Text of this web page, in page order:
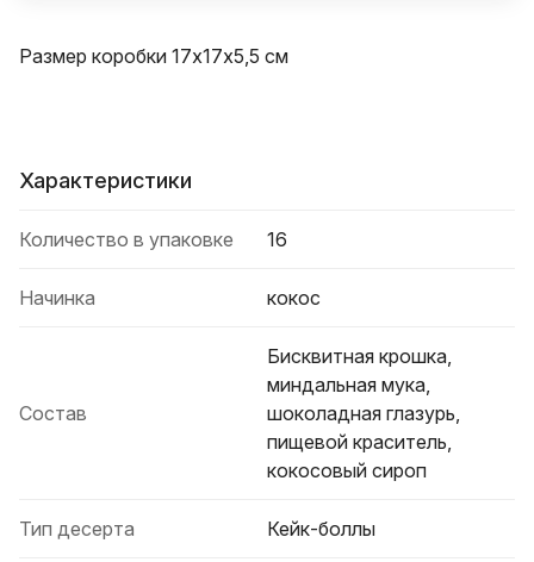
Размер коробки 17х17х5,5 см
Характеристики
Количество в упаковке 16
Начинка кокос
Состав
Бисквитная крошка,
миндальная мука,
шоколадная глазурь,
пищевой краситель,
кокосовый сироп
Тип десерта Кейк-боллы